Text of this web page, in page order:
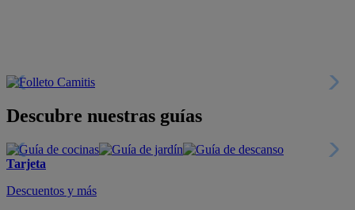
Descubre nuestras guías
Tarjeta
Descuentos y más